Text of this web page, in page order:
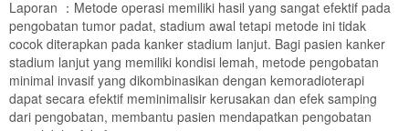
Laporan ：Metode operasi memiliki hasil yang sangat efektif pada
pengobatan tumor padat, stadium awal tetapi metode ini tidak
cocok diterapkan pada kanker stadium lanjut. Bagi pasien kanker
stadium lanjut yang memiliki kondisi lemah, metode pengobatan
minimal invasif yang dikombinasikan dengan kemoradioterapi
dapat secara efektif meminimalisir kerusakan dan efek samping
dari pengobatan, membantu pasien mendapatkan pengobatan